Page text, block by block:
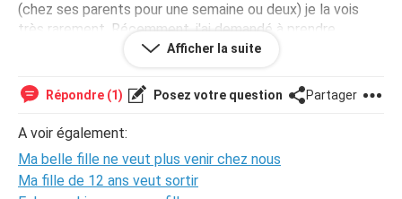
(chez ses parents pour une semaine ou deux) je la vois
très rarement. Récemment, j'ai demandé à prendre
l'enfant au moins une demi-journée, la mère a répondu
Cette dernière me reproche de l'avoir traité de grosse.
Lorsque que je l'ai vu enceinte pour la première fois, en lui
disant bonjour, je lui ai caressé le ventre en lui disant "alors
ma grosse".
Afficher la suite
Répondre (1) Posez votre question Partager
A voir également:
Ma belle fille ne veut plus venir chez nous
Ma fille de 12 ans veut sortir